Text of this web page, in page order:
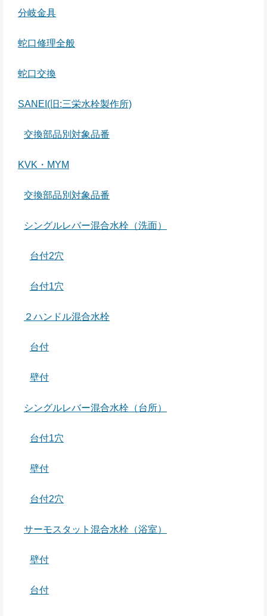
分岐金具
蛇口修理全般
蛇口交換
SANEI(旧:三栄水栓製作所)
交換部品別対象品番
KVK・MYM
交換部品別対象品番
シングルレバー混合水栓（洗面）
台付2穴
台付1穴
２ハンドル混合水栓
台付
壁付
シングルレバー混合水栓（台所）
台付1穴
壁付
台付2穴
サーモスタット混合水栓（浴室）
壁付
台付